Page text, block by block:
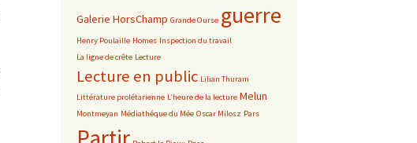
Galerie HorsChamp Grande Ourse guerre
Henry Poulaille Homes Inspection du travail
La ligne de crête Lecture
Lecture en public Lilian Thuram
Littérature prolétarienne L’heure de la lecture Melun
Montmeyan Médiathéque du Mée Oscar Milosz Pars